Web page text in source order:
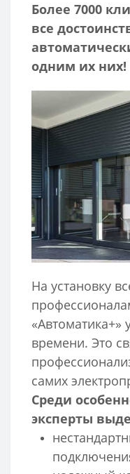
Более 7000
все
одним их них!
На установку
«Автоматика+»
времени. Это
самих
Среди
эксперты